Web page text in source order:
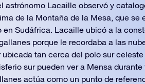
astrónomo Lacaille observó y
de la Montaña de la Mesa, que se
en Sudáfrica. Lacaille ubicó a la
porque le recordaba a las
ubicada tan cerca del polo sur
sur pueden ver a Mensa durante
actúa como un punto de